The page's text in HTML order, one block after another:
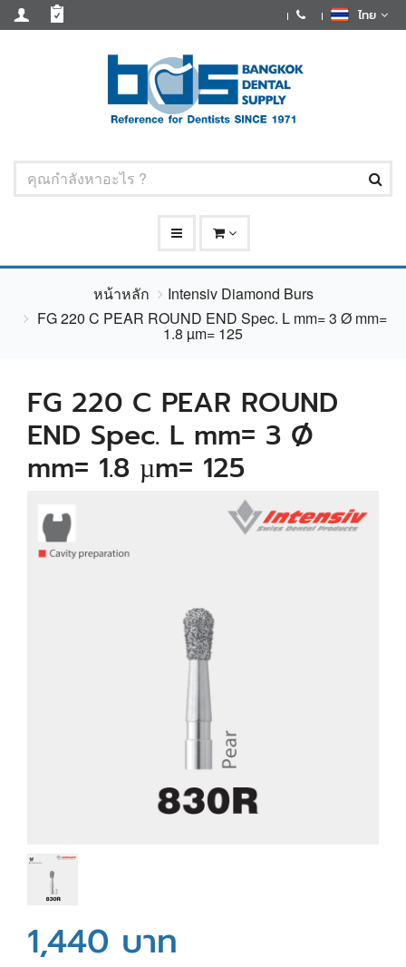
ไทย
หน้าหลัก
Intensiv Diamond Burs
FG 220 C PEAR ROUND END Spec. L mm= 3 Ø mm=
1.8 µm= 125
FG 220 C PEAR ROUND
END Spec. L mm= 3 Ø
mm= 1.8 µm= 125
1,440 บาท